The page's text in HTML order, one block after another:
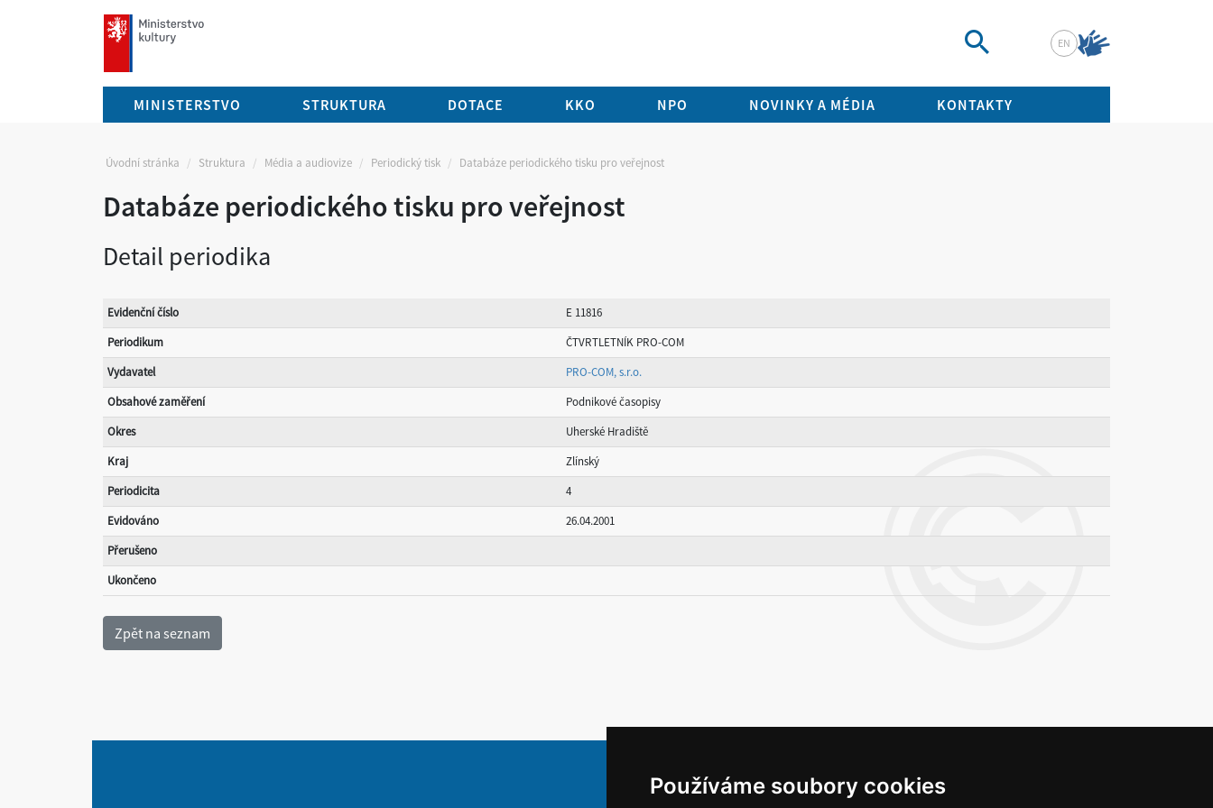
Používáme soubory cookies
mkcr.cz
EN
MINISTERSTVO STRUKTURA DOTACE KKO NPO NOVINKY A MÉDIA KONTAKTY
Úvodní stránka Struktura Média a audiovize Periodický tisk Databáze periodického tisku pro veřejnost
Databáze periodického tisku pro veřejnost
Detail periodika
Evidenční číslo
E 11816
Periodikum
ČTVRTLETNÍK PRO-COM
Vydavatel
PRO-COM, s.r.o.
Obsahové zaměření
Podnikové časopisy
Okres
Uherské Hradiště
Kraj
Zlínský
Periodicita
4
Evidováno
26.04.2001
Přerušeno
Ukončeno